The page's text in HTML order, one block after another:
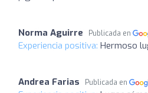
Norma Aguirre Publicada en
Experiencia positiva: Hermoso
Andrea Farias Publicada en